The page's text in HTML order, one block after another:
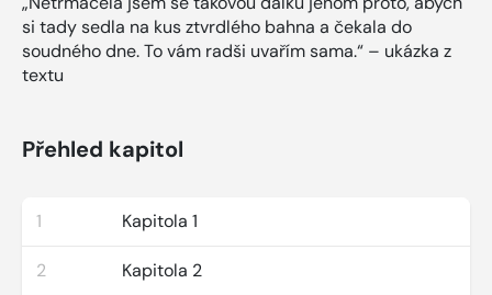
si tady sedla na kus ztvrdlého bahna a čekala do
soudného dne. To vám radši uvařím sama.“ – ukázka z
textu
Přehled kapitol
1 Kapitola 1
2 Kapitola 2